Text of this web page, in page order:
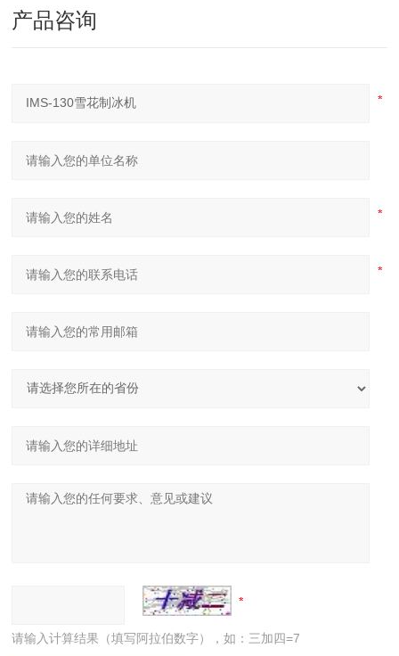
产品咨询
请输入计算结果（填写阿拉伯数字），如：三加四=7